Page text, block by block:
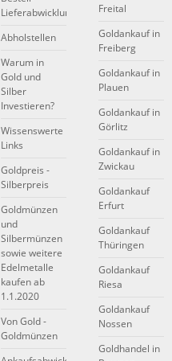
Lieferabwicklung
Abholstellen
Warum in
Gold und
Silber
Investieren?
Wissenswerte
Links
Goldpreis -
Silberpreis
Goldmünzen
und
Silbermünzen
sowie weitere
Edelmetalle
kaufen ab
1.1.2020
Von Gold -
Goldmünzen
Freital
Goldankauf in
Freiberg
Goldankauf in
Plauen
Goldankauf in
Görlitz
Goldankauf in
Zwickau
Goldankauf
Erfurt
Goldankauf
Thüringen
Goldankauf
Riesa
Goldankauf
Nossen
Goldhandel in